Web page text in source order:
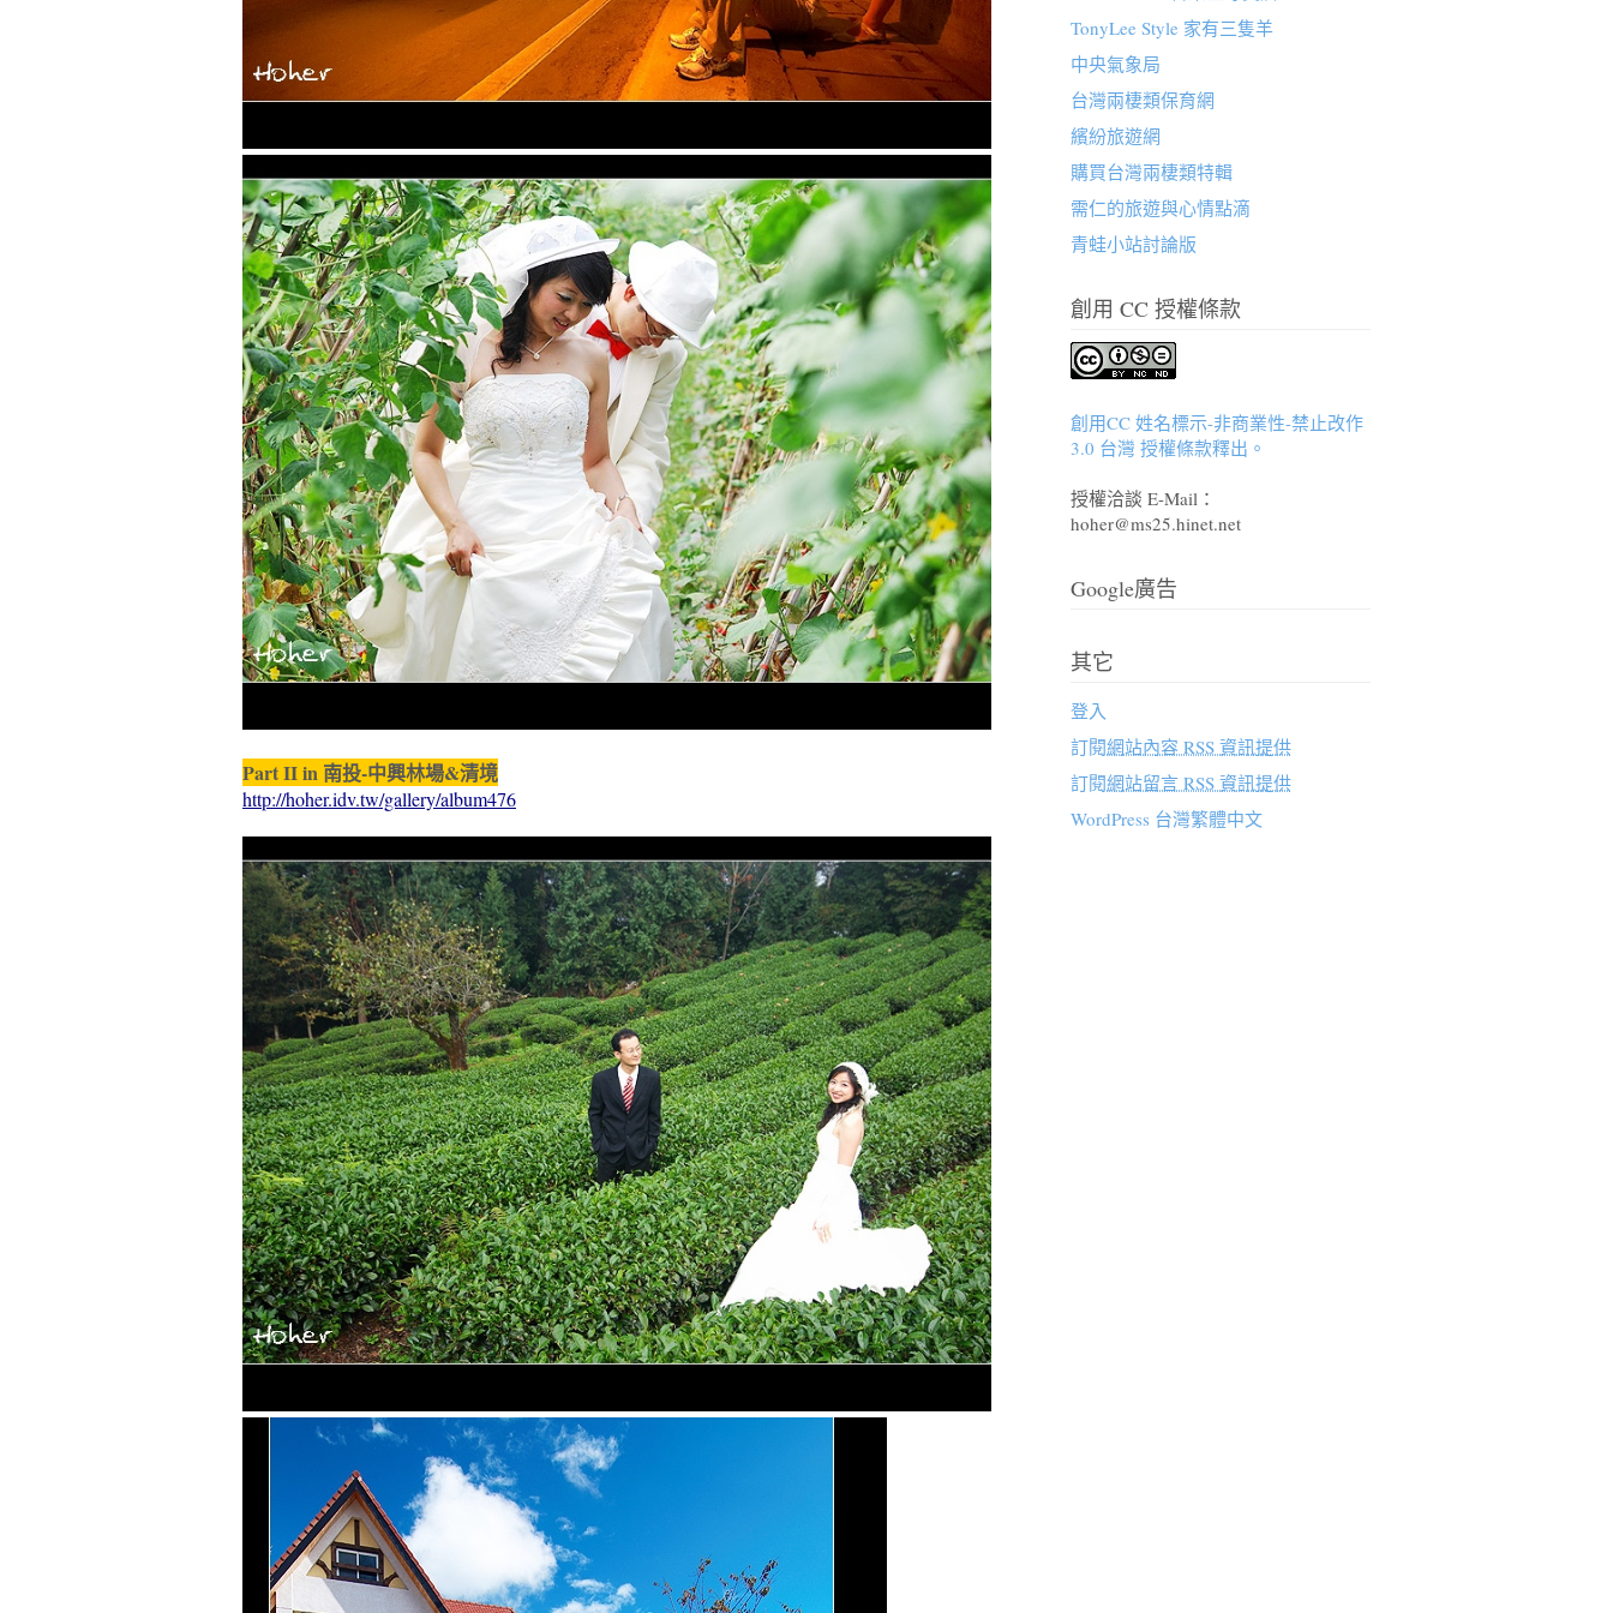
Part II in 南投-中興林場&清境
http://hoher.idv.tw/gallery/album476
TonyLee Style 家有三隻羊
中央氣象局
台灣兩棲類保育網
繽紛旅遊網
購買台灣兩棲類特輯
需仁的旅遊與心情點滴
青蛙小站討論版
創用 CC 授權條款
創用CC 姓名標示-非商業性-禁止改作
3.0 台灣 授權條款釋出。
授權洽談 E-Mail：
hoher@ms25.hinet.net
Google廣告
其它
登入
訂閱網站內容 RSS 資訊提供
訂閱網站留言 RSS 資訊提供
WordPress 台灣繁體中文